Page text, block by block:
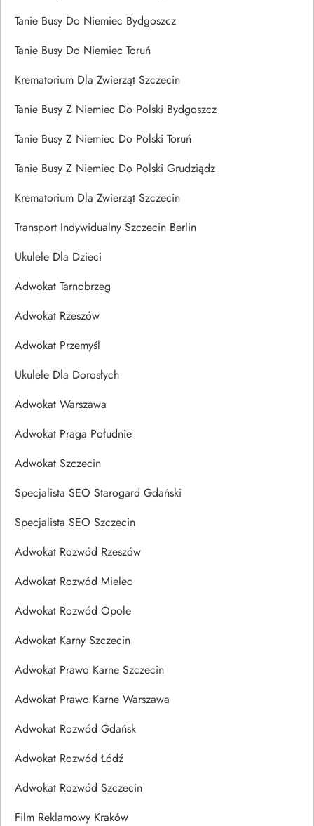
Tanie Busy Do Niemiec Bydgoszcz
Tanie Busy Do Niemiec Toruń
Krematorium Dla Zwierząt Szczecin
Tanie Busy Z Niemiec Do Polski Bydgoszcz
Tanie Busy Z Niemiec Do Polski Toruń
Tanie Busy Z Niemiec Do Polski Grudziądz
Krematorium Dla Zwierząt Szczecin
Transport Indywidualny Szczecin Berlin
Ukulele Dla Dzieci
Adwokat Tarnobrzeg
Adwokat Rzeszów
Adwokat Przemyśl
Ukulele Dla Dorosłych
Adwokat Warszawa
Adwokat Praga Południe
Adwokat Szczecin
Specjalista SEO Starogard Gdański
Specjalista SEO Szczecin
Adwokat Rozwód Rzeszów
Adwokat Rozwód Mielec
Adwokat Rozwód Opole
Adwokat Karny Szczecin
Adwokat Prawo Karne Szczecin
Adwokat Prawo Karne Warszawa
Adwokat Rozwód Gdańsk
Adwokat Rozwód Łódź
Adwokat Rozwód Szczecin
Film Reklamowy Kraków